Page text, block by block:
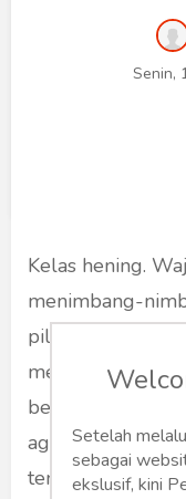
Internasional
Wisata
Wanita
Senin,
Kelas hening.
menimbang-
pilihan lain.
mengacungkan
berpaling ke
agak belakang.
teman-teman
Setelah
sebagai
ekslusif, kini